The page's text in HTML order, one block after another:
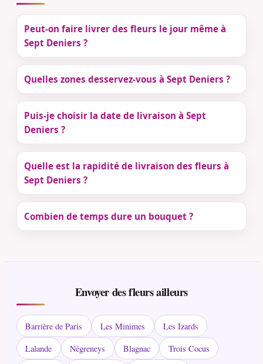
Peut-on faire livrer des fleurs le jour même à
Sept Deniers ?
Quelles zones desservez-vous à Sept Deniers ?
Puis-je choisir la date de livraison à Sept
Deniers ?
Quelle est la rapidité de livraison des fleurs à
Sept Deniers ?
Combien de temps dure un bouquet ?
Envoyer des fleurs ailleurs
Barrière de Paris Les Minimes
Les Izards
Lalande
Négreneys Blagnac
Trois Cocus